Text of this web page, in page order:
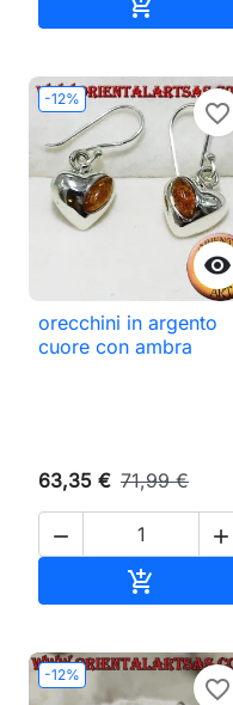

-12%

favorite_border
orecchini in argento
cuore con ambra
63,35 € 71,99 €
 

-12%
favorite_border